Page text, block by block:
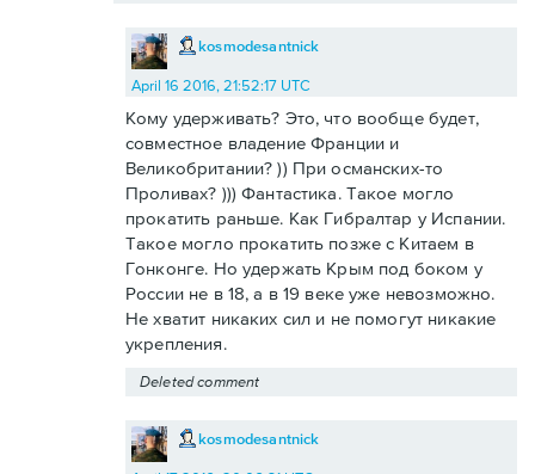
kosmodesantnick
April 16 2016, 21:52:17 UTC
Кому удерживать? Это, что вообще будет,
совместное владение Франции и
Великобритании? )) При османских-то
Проливах? ))) Фантастика. Такое могло
прокатить раньше. Как Гибралтар у Испании.
Такое могло прокатить позже с Китаем в
Гонконге. Но удержать Крым под боком у
России не в 18, а в 19 веке уже невозможно.
Не хватит никаких сил и не помогут никакие
укрепления.
Deleted comment
kosmodesantnick